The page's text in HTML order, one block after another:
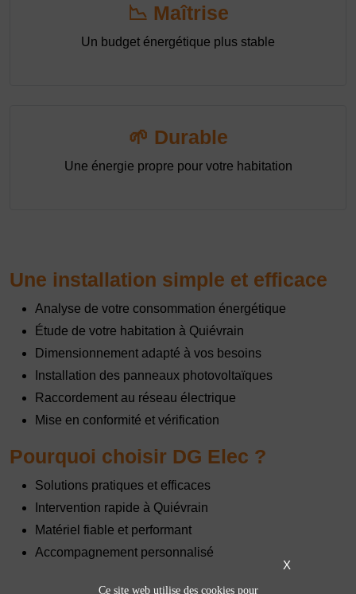
📉 Maîtrise
Un budget énergétique plus stable
🌱 Durable
Une énergie propre pour votre habitation
Une installation simple et efficace
Analyse de votre consommation énergétique
Étude de votre habitation à Quiévrain
Dimensionnement adapté à vos besoins
Installation des panneaux photovoltaïques
Raccordement au réseau électrique
Mise en conformité et vérification
Pourquoi choisir DG Elec ?
Solutions pratiques et efficaces
Intervention rapide à Quiévrain
Matériel fiable et performant
Accompagnement personnalisé
X
Ce site web utilise des cookies pour